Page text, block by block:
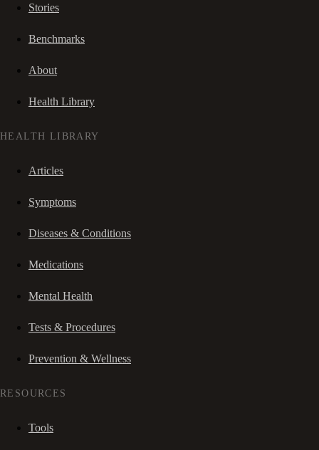
Stories
Benchmarks
About
Health Library
HEALTH LIBRARY
Articles
Symptoms
Diseases & Conditions
Medications
Mental Health
Tests & Procedures
Prevention & Wellness
RESOURCES
Tools